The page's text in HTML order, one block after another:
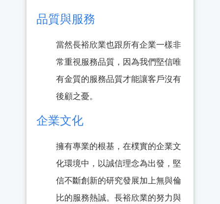
品質與服務
當然長裕欣業也跟所有企業一樣非
常重視服務品質，因為我們堅信唯
有金質的服務品質才能讓客戶沒有
後顧之憂。
企業文化
擁有專業的根基，在樸實的企業文
化環境中，以誠信理念為出發，堅
信不斷創新的研究發展加上無與倫
比的服務熱誠。長裕欣業的努力與